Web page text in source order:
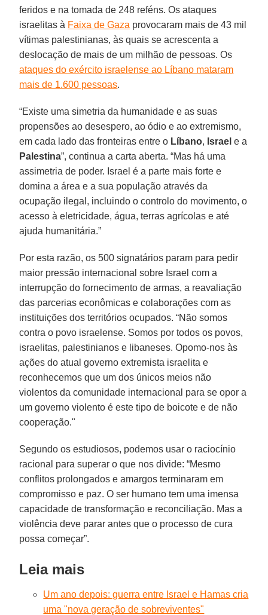
feridos e na tomada de 248 reféns. Os ataques
israelitas à Faixa de Gaza provocaram mais de 43 mil
vítimas palestinianas, às quais se acrescenta a
deslocação de mais de um milhão de pessoas. Os
ataques do exército israelense ao Líbano mataram
mais de 1.600 pessoas.
“Existe uma simetria da humanidade e as suas
propensões ao desespero, ao ódio e ao extremismo,
em cada lado das fronteiras entre o Líbano, Israel e a
Palestina”, continua a carta aberta. “Mas há uma
assimetria de poder. Israel é a parte mais forte e
domina a área e a sua população através da
ocupação ilegal, incluindo o controlo do movimento, o
acesso à eletricidade, água, terras agrícolas e até
ajuda humanitária.”
Por esta razão, os 500 signatários param para pedir
maior pressão internacional sobre Israel com a
interrupção do fornecimento de armas, a reavaliação
das parcerias econômicas e colaborações com as
instituições dos territórios ocupados. “Não somos
contra o povo israelense. Somos por todos os povos,
israelitas, palestinianos e libaneses. Opomo-nos às
ações do atual governo extremista israelita e
reconhecemos que um dos únicos meios não
violentos da comunidade internacional para se opor a
um governo violento é este tipo de boicote e de não
cooperação."
Segundo os estudiosos, podemos usar o raciocínio
racional para superar o que nos divide: “Mesmo
conflitos prolongados e amargos terminaram em
compromisso e paz. O ser humano tem uma imensa
capacidade de transformação e reconciliação. Mas a
violência deve parar antes que o processo de cura
possa começar”.
Leia mais
Um ano depois: guerra entre Israel e Hamas cria
uma "nova geração de sobreviventes"